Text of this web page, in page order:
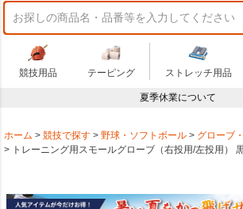
競技用品 テーピング ストレッチ用品
夏季休業について
ホーム 競技で探す 野球・ソフトボール
グローブ
トレーニング用スモールグローブ（右投用/左投用）